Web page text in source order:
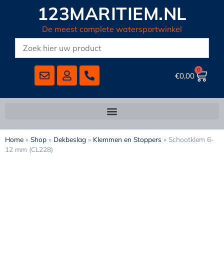
123MARITIEM.NL
De meest complete watersportwinkel
€0,00
0
Home » Shop » Dekbeslag » Klemmen en Stoppers » Schootklem 6-
12 mm (CL228)